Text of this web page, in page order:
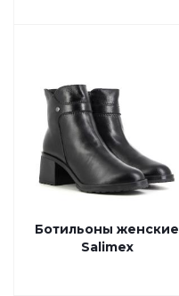
Ботильоны женские
Salimex